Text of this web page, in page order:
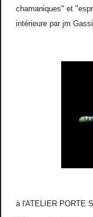
chamaniques" et
intérieure par jm
à l'ATELIER PORTE